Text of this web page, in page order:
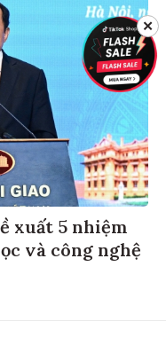
xuất 5 nhiệm
và công nghệ
✕